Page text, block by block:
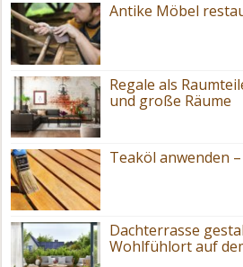
Antike Möbel
Regale als
und große Räume
Teaköl anwenden
Dachterrasse
Wohlfühlort auf